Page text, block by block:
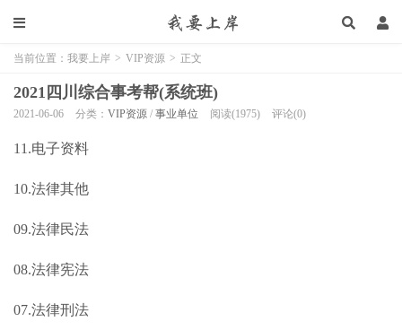
当前位置： 我要上岸 > VIP资源 > 正文
2021四川综合事考帮(系统班)
2021-06-06 分类： VIP资源 / 事业单位 阅读(1975) 评论(0)
11.电子资料
10.法律其他
09.法律民法
08.法律宪法
07.法律刑法